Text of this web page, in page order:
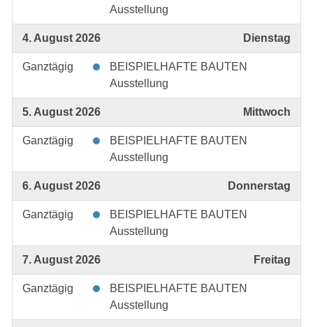
Ausstellung
4. August 2026 Dienstag
Ganztägig
BEISPIELHAFTE BAUTEN
Ausstellung
5. August 2026 Mittwoch
Ganztägig
BEISPIELHAFTE BAUTEN
Ausstellung
6. August 2026 Donnerstag
Ganztägig
BEISPIELHAFTE BAUTEN
Ausstellung
7. August 2026 Freitag
Ganztägig
BEISPIELHAFTE BAUTEN
Ausstellung